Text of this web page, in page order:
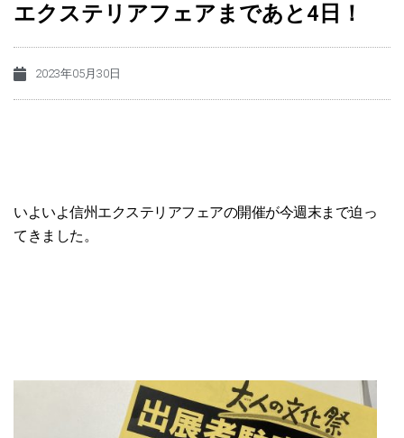
エクステリアフェアまであと4日！
2023年05月30日
いよいよ信州エクステリアフェアの開催が今週末まで迫っ
てきました。